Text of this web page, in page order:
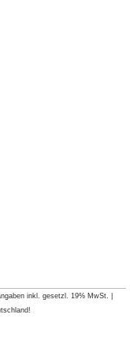
inkl. gesetzl. 19% MwSt. |